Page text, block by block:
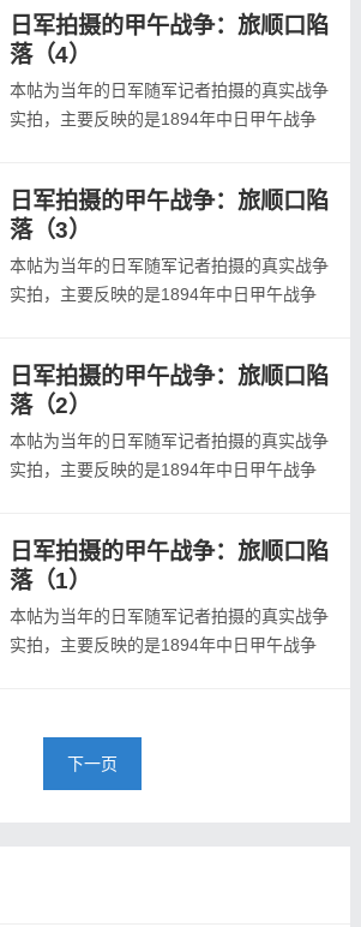
清战争写真帖》、龟井兹明《明治二十七八
年战役写真帖》等日本当年发行的战争画
报。本组为第五组照片，预览如下：双台沟
南方，出发前的第一师团松树山炮台火药
日军拍摄的甲午战争：旅顺口陷
落（4）
本帖为当年的日军随军记者拍摄的真实战争
实拍，主要反映的是1894年中日甲午战争
清战争写真帖》、龟井兹明《明治二十七八
年战役写真帖》等日本当年发行的战争画
报。本组为第四组照片，预览如下：米河子
附近，第一师团展开进攻模珠礁炮台模珠
日军拍摄的甲午战争：旅顺口陷
落（3）
本帖为当年的日军随军记者拍摄的真实战争
实拍，主要反映的是1894年中日甲午战争
清战争写真帖》、龟井兹明《明治二十七八
年战役写真帖》等日本当年发行的战争画
报。本组为第三组照片，预览如下：旅顺口
水雷制造厂内部旅顺口水雷制造厂内部旅
日军拍摄的甲午战争：旅顺口陷
落（2）
本帖为当年的日军随军记者拍摄的真实战争
实拍，主要反映的是1894年中日甲午战争
清战争写真帖》、龟井兹明《明治二十七八
年战役写真帖》等日本当年发行的战争画
报。本组为第二组照片，预览如下：老蛎嘴
炮台老蛎嘴炮台老蛎嘴炮台与行营炮台间
日军拍摄的甲午战争：旅顺口陷
落（1）
本帖为当年的日军随军记者拍摄的真实战争
实拍，主要反映的是1894年中日甲午战争
年战役写真帖》等日本当年发行的战争画
报。旅顺口位于辽东半岛最南端，与威海卫
下一页